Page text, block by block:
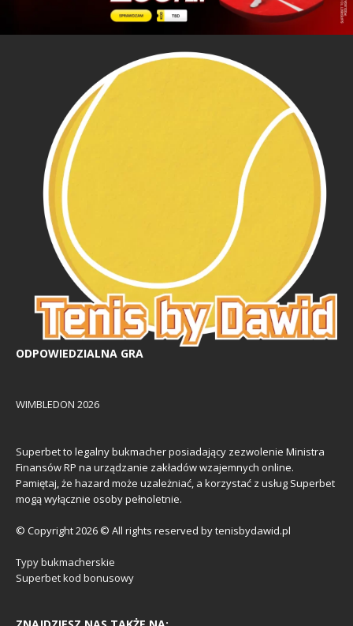
ODPOWIEDZIALNA GRA
WIMBLEDON 2026
Superbet to legalny bukmacher posiadający zezwolenie Ministra
Finansów RP na urządzanie zakładów wzajemnych online.
Pamiętaj, że hazard może uzależniać, a korzystać z usług Superbet
mogą wyłącznie osoby pełnoletnie.
© Copyright 2026 © All rights reserved by tenisbydawid.pl
Typy bukmacherskie
Superbet kod bonusowy